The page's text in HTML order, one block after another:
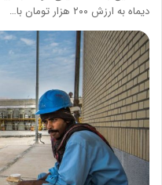
دیماه به ارزش ۲۰۰ هزار تومان با…